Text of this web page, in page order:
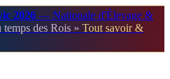
2026 — Nationale d'Élevage &
temps des Rois » Tout savoir &